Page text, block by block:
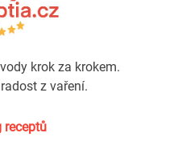
krok za krokem.
z vaření.
receptů